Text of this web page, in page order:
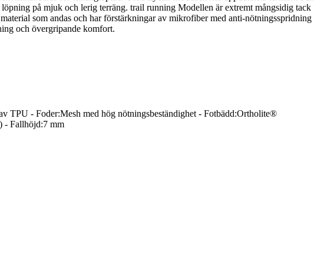
på mjuk och lerig terräng. trail running Modellen är extremt mångsidig tack
som andas och har förstärkningar av mikrofiber med anti-nötningsspridning
och övergripande komfort.
TPU - Foder:Mesh med hög nötningsbeständighet - Fotbädd:Ortholite®
- Fallhöjd:7 mm